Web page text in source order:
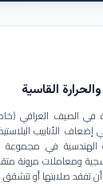
القاسية
في الصيف العراقي
الأنابيب
الهندسية في مجموعة
ومعاملات مرونة
أن تفقد صلابتها أو تتشقق.